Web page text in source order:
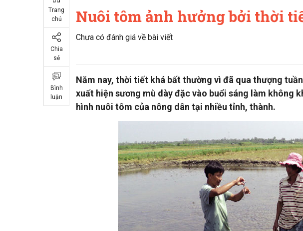
Trang
chủ
Chia
sẻ
Bình
luận
Nuôi tôm ảnh hưởng bởi thời
Chưa có đánh giá về bài viết
Năm nay, thời tiết khá bất thường vì đã qua thượng
xuất hiện sương mù dày đặc vào buổi sáng làm không
hình nuôi tôm của nông dân tại nhiều tỉnh, thành.